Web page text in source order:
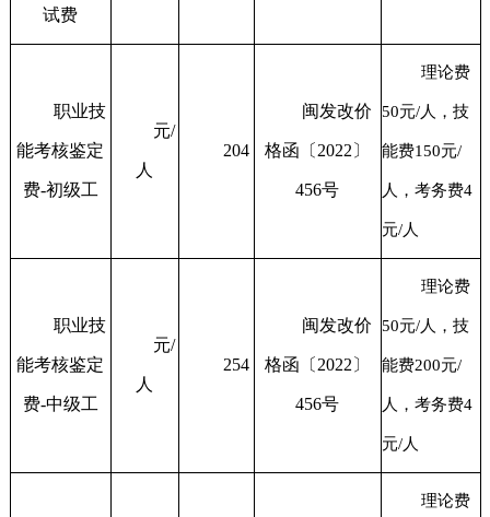
试费
职业技
能考核鉴定
费-初级工
元/
人
204
闽发改价
格函〔2022〕
456号
理论费
50元/人，技
能费150元/
人，考务费4
元/人
职业技
能考核鉴定
费-中级工
元/
人
254
闽发改价
格函〔2022〕
456号
理论费
50元/人，技
能费200元/
人，考务费4
元/人
理论费